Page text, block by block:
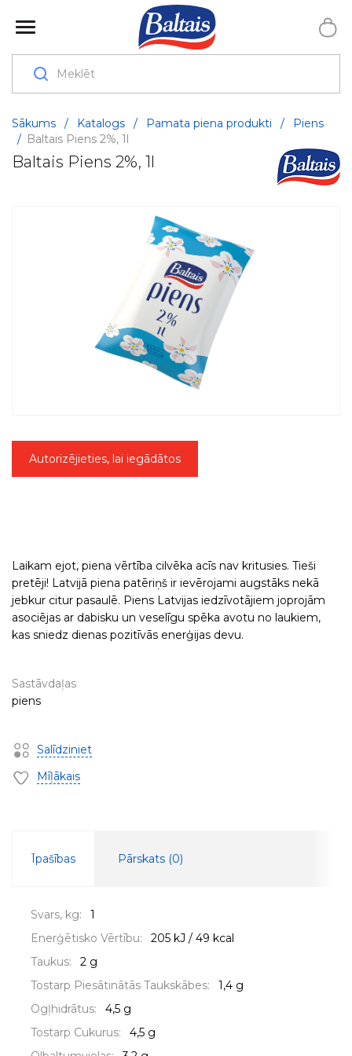
Sākums / Katalogs / Pamata piena produkti /
Piens
/ Baltais Piens 2%, 1l
Baltais Piens 2%, 1l
Autorizējieties, lai iegādātos
Laikam ejot, piena vērtība cilvēka acīs nav kritusies. Tieši
pretēji! Latvijā piena patēriņš ir ievērojami augstāks nekā
jebkur citur pasaulē. Piens Latvijas iedzīvotājiem joprojām
asociējas ar dabisku un veselīgu spēka avotu no laukiem,
kas sniedz dienas pozitīvās enerģijas devu.
Sastāvdaļas
piens
Salīdziniet
Mīļākais
Īpašības Pārskats (0)
Svars, kg:
1
Enerģētisko Vērtību:
205 kJ / 49 kcal
Taukus:
2 g
Tostarp Piesātinātās Taukskābes:
1,4 g
Ogļhidrātus:
4,5 g
Tostarp Cukurus:
4,5 g